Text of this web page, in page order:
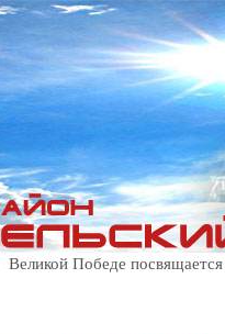
Великой Победе посвящается